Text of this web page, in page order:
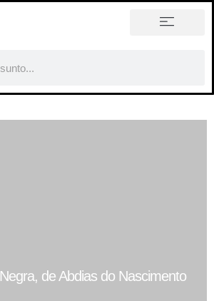
de Abdias do Nascimento